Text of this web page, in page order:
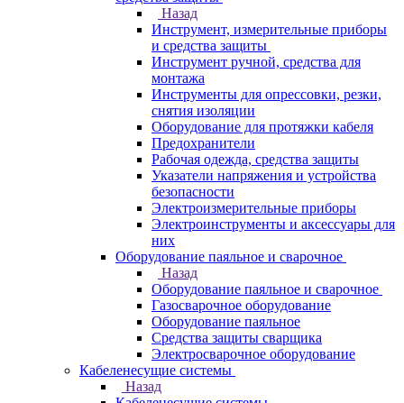
Назад
Инструмент, измерительные приборы
и средства защиты
Инструмент ручной, средства для
монтажа
Инструменты для опрессовки, резки,
снятия изоляции
Оборудование для протяжки кабеля
Предохранители
Рабочая одежда, средства защиты
Указатели напряжения и устройства
безопасности
Электроизмерительные приборы
Электроинструменты и аксессуары для
них
Оборудование паяльное и сварочное
Назад
Оборудование паяльное и сварочное
Газосварочное оборудование
Оборудование паяльное
Средства защиты сварщика
Электросварочное оборудование
Кабеленесущие системы
Назад